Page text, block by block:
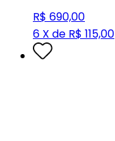
R$ 690,00
6 X de R$ 115,00